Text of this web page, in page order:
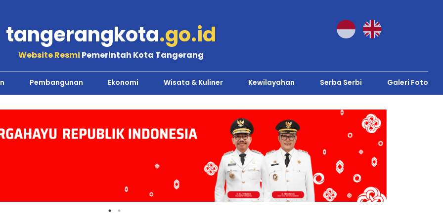
tangerangkota.go.id
Website Resmi Pemerintah Kota Tangerang
Pembangunan Ekonomi Wisata & Kuliner Kewilayahan Serba Serbi Galeri Foto